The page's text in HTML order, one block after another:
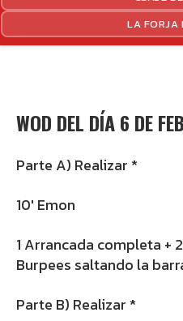
LA FORJA
WOD DEL DÍA 6 DE
Parte A) Realizar *
10′ Emon
1 Arrancada completa +
Burpees saltando la
Parte B) Realizar *